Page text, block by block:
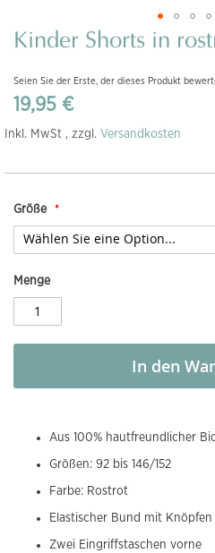
Zum
springen
Kinder Shorts in
Seien Sie der Erste, der dieses Produkt
19,95 €
Inkl. MwSt , zzgl. Versandkosten
Größe
Menge
In den
Aus 100% hautfreundlicher
Größen: 92 bis 146/152
Farbe: Rostrot
Elastischer Bund mit
Zwei Eingriffstaschen vorne